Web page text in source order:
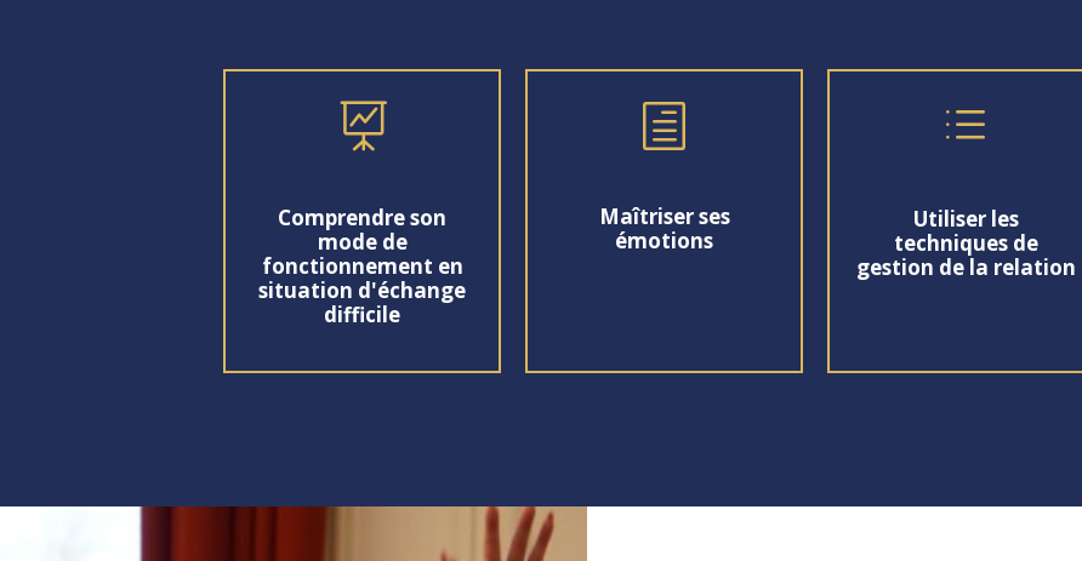

Comprendre son
mode de
fonctionnement en
situation d'échange
difficile
h
Maîtriser ses
émotions
d
Utiliser les
techniques de
gestion de la relation